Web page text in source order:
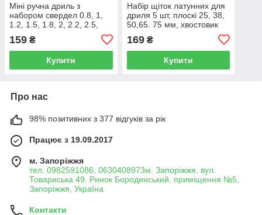
Міні ручна дриль з
набором свердел 0.8, 1,
1.2, 1.5, 1.8, 2, 2.2, 2.5,
2.8, 3 мм, мікродриль для
плат і точних робіт, 11 шт
159 ₴
Купити
Набір щіток латунних для
дриля 5 шт, плоскі 25, 38,
50,65. 75 мм, хвостовик
(WE107715/7132913)
169₴
Купити
Про нас
98% позитивних з 377 відгуків за рік
Працює з 19.09.2017
м. Запоріжжя
тел. 0982591086, 0630408973м. Запоріжжя. вул.
Товариська 49. Ринок Бородинський. приміщення №5,
Запоріжжя, Україна
Контакти